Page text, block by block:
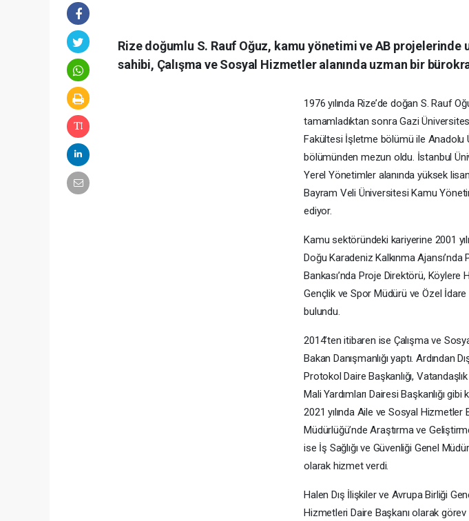
Rize doğumlu S. Rauf Oğuz, kamu yönetimi ve AB projelerinde
sahibi, Çalışma ve Sosyal Hizmetler alanında uzman bir
1976 yılında Rize’de doğan S. Rauf
tamamladıktan sonra Gazi
Fakültesi İşletme bölümü ile Anadolu
bölümünden mezun oldu. İstanbul
Yerel Yönetimler alanında yüksek
Bayram Veli Üniversitesi Kamu
ediyor.
Kamu sektöründeki kariyerine 2001
Doğu Karadeniz Kalkınma
Bankası’nda Proje Direktörü,
Gençlik ve Spor Müdürü ve Özel
bulundu.
2014’ten itibaren ise Çalışma ve
Bakan Danışmanlığı yaptı. Ardından
Protokol Daire Başkanlığı,
Mali Yardımları Dairesi Başkanlığı
2021 yılında Aile ve Sosyal Hizmetler
Müdürlüğü’nde Araştırma ve
ise İş Sağlığı ve Güvenliği Genel
olarak hizmet verdi.
Halen Dış İlişkiler ve Avrupa Birliği
Hizmetleri Daire Başkanı olarak